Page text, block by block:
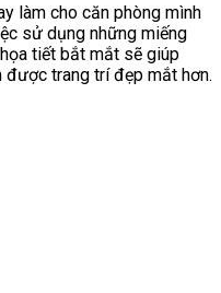
làm cho căn phòng mình
sử dụng những miếng
tiết bắt mắt sẽ giúp
được trang trí đẹp mắt hơn.